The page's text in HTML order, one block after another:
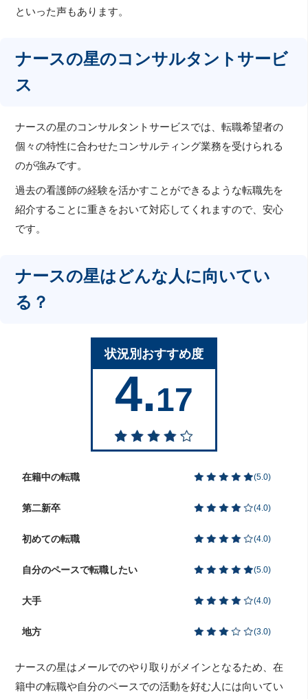
といった声もあります。
ナースの星のコンサルタントサービ
ス
ナースの星のコンサルタントサービスでは、転職希望者の
個々の特性に合わせたコンサルティング業務を受けられる
のが強みです。
過去の看護師の経験を活かすことができるような転職先を
紹介することに重きをおいて対応してくれますので、安心
です。
ナースの星はどんな人に向いてい
る？
状況別おすすめ度
4.17
在籍中の転職 (5.0)
第二新卒 (4.0)
初めての転職 (4.0)
自分のペースで転職したい (5.0)
大手 (4.0)
地方 (3.0)
ナースの星はメールでのやり取りがメインとなるため、在
籍中の転職や自分のペースでの活動を好む人には向いてい